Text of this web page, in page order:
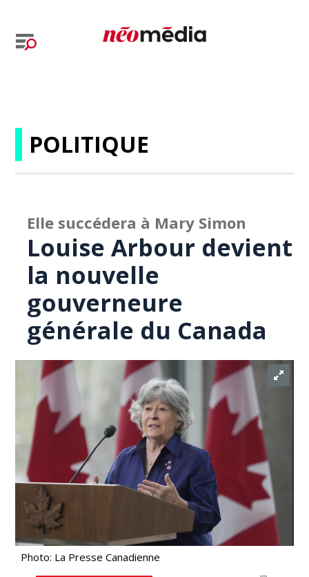
POLITIQUE
Elle succédera à Mary Simon
Louise Arbour devient
la nouvelle
gouverneure
générale du Canada
Photo: La Presse Canadienne